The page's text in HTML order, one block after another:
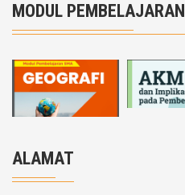
MODUL PEMBELAJARAN
ALAMAT